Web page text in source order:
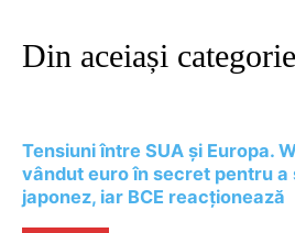
Din aceiași categorie
Tensiuni între SUA și Europa.
vândut euro în secret pentru a
japonez, iar BCE reacționează